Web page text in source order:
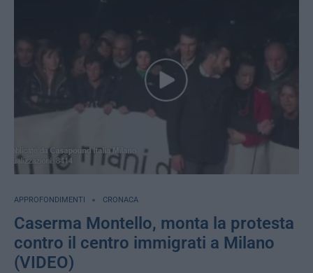
APPROFONDIMENTI CRONACA
Caserma Montello, monta la protesta
contro il centro immigrati a Milano
(VIDEO)